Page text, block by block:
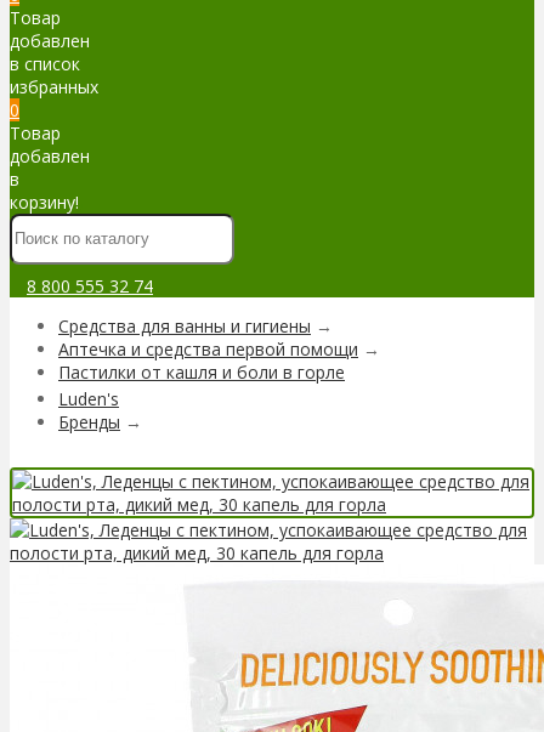
Товар
добавлен
в список
избранных
0
Товар
добавлен
в
корзину!
8 800 555 32 74
Средства для ванны и гигиены →
Аптечка и средства первой помощи →
Пастилки от кашля и боли в горле
Luden's
Бренды →